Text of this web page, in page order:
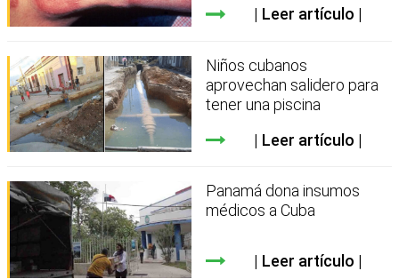
Leer artículo
Niños cubanos
aprovechan salidero para
tener una piscina
Leer artículo
Panamá dona insumos
médicos a Cuba
Leer artículo